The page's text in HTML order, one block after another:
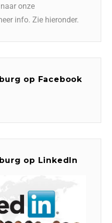
onze
info. Zie hieronder.
op Facebook
op LinkedIn